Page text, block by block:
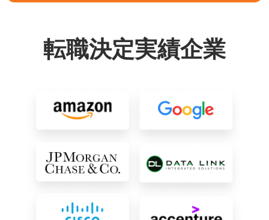
転職決定実績企業